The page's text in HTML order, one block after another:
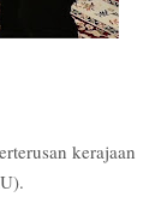
kerajaan